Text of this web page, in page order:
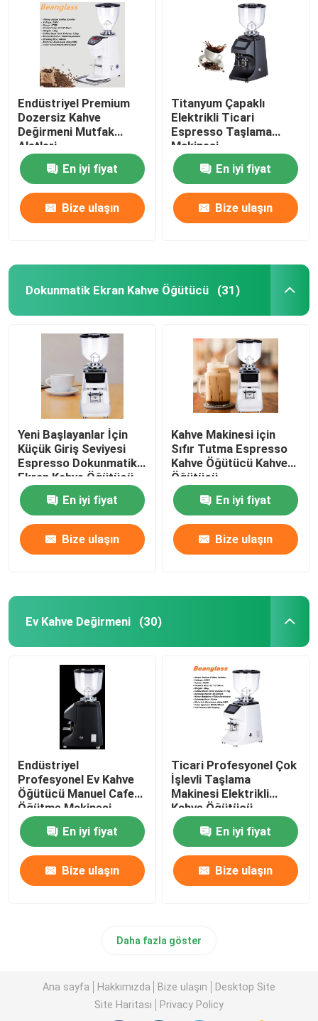
Endüstriyel Premium
Dozersiz Kahve
Değirmeni Mutfak
Aletleri
En iyi fiyat
Bize ulaşın
Titanyum Çapaklı
Elektrikli Ticari
Espresso Taşlama
Makinesi
En iyi fiyat
Bize ulaşın
Dokunmatik Ekran Kahve Öğütücü (31)
Yeni Başlayanlar İçin
Küçük Giriş Seviyesi
Espresso Dokunmatik
Ekran Kahve Öğütücü
Kahve Öğütücü
En iyi fiyat
Bize ulaşın
Kahve Makinesi için
Sıfır Tutma Espresso
Kahve Öğütücü Kahve
Öğütücü
En iyi fiyat
Bize ulaşın
Ev Kahve Değirmeni (30)
Endüstriyel
Profesyonel Ev Kahve
Öğütücü Manuel Cafe
Öğütme Makinesi
En iyi fiyat
Bize ulaşın
Ticari Profesyonel Çok
İşlevli Taşlama
Makinesi Elektrikli
Kahve Öğütücü
En iyi fiyat
Bize ulaşın
Daha fazla göster
Ana sayfa Hakkımızda Bize ulaşın
Desktop Site
Site Haritası
Privacy Policy